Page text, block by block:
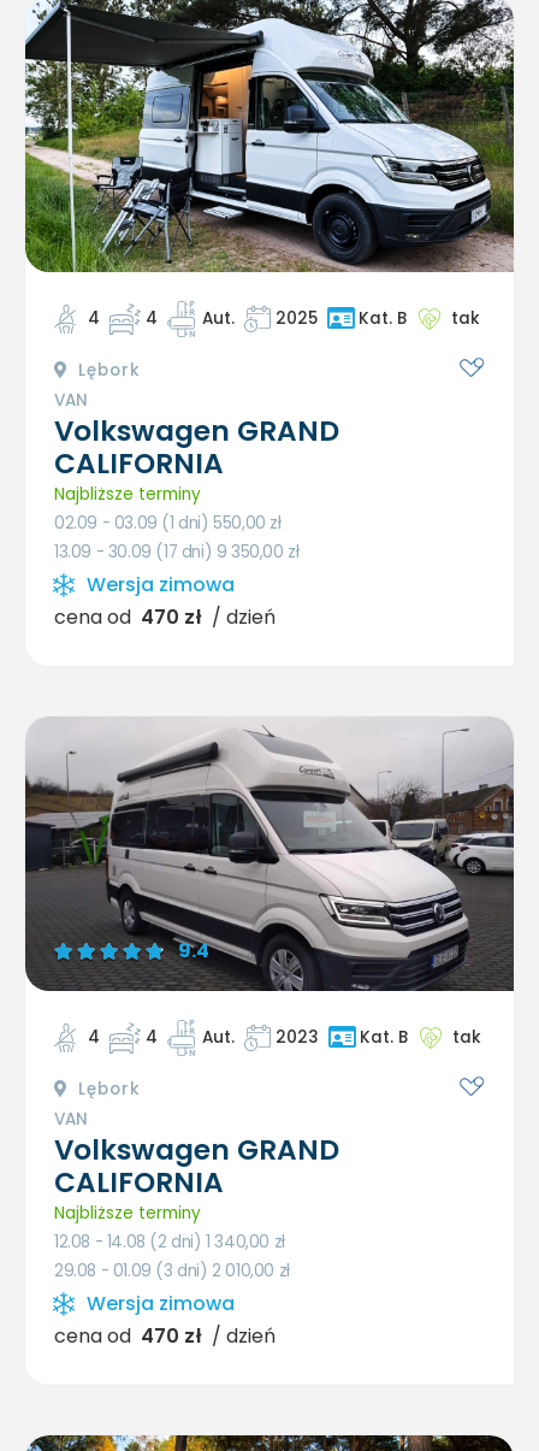
4 4 Aut. 2025 Kat. B tak
Lębork
VAN
Volkswagen GRAND
CALIFORNIA
Najbliższe terminy
02.09 - 03.09 (1 dni) 550,00 zł
13.09 - 30.09 (17 dni) 9 350,00 zł
Wersja zimowa
cena od 470 zł / dzień
9.4
4 4 Aut. 2023 Kat. B tak
Lębork
VAN
Volkswagen GRAND
CALIFORNIA
Najbliższe terminy
12.08 - 14.08 (2 dni) 1 340,00 zł
29.08 - 01.09 (3 dni) 2 010,00 zł
Wersja zimowa
cena od 470 zł / dzień